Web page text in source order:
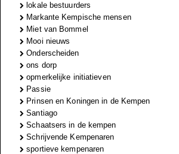
lokale bestuurders
Markante Kempische mensen
Miet van Bommel
Mooi nieuws
Onderscheiden
ons dorp
opmerkelijke initiatieven
Passie
Prinsen en Koningen in de Kempen
Santiago
Schaatsers in de kempen
Schrijvende Kempenaren
sportieve kempenaren